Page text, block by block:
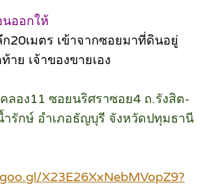
ออกให้
20เมตร เข้าจากซอยมาที่ดินอยู่
ย เจ้าของขายเอง
ลอง11 ซอยนริศราซอย4 ถ.รังสิต-
รักษ์ อำเภอธัญบุรี จังหวัดปทุมธานี
X23E26XxNebMVopZ9?